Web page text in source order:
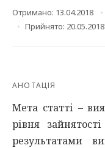
Отримано: 13.04.2018
Прийнято: 20.05.2018
АНОТАЦІЯ
Мета статті –
рівня
результатами